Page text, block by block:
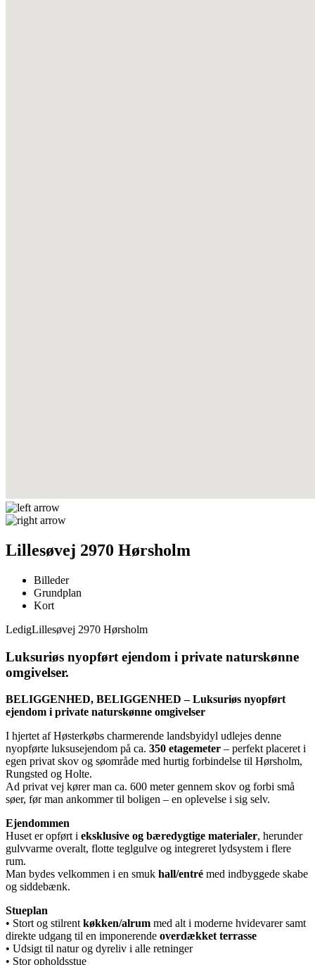
Lillesøvej 2970 Hørsholm
Billeder
Grundplan
Kort
LedigLillesøvej 2970 Hørsholm
Luksuriøs nyopført ejendom i private naturskønne
omgivelser.
BELIGGENHED, BELIGGENHED – Luksuriøs nyopført
ejendom i private naturskønne omgivelser
I hjertet af Høsterkøbs charmerende landsbyidyl udlejes denne
nyopførte luksusejendom på ca. 350 etagemeter – perfekt placeret i
egen privat skov og søområde med hurtig forbindelse til Hørsholm,
Rungsted og Holte.
Ad privat vej kører man ca. 600 meter gennem skov og forbi små
søer, før man ankommer til boligen – en oplevelse i sig selv.
Ejendommen
Huset er opført i eksklusive og bæredygtige materialer, herunder
gulvvarme overalt, flotte teglgulve og integreret lydsystem i flere
rum.
Man bydes velkommen i en smuk hall/entré med indbyggede skabe
og siddebænk.
Stueplan
• Stort og stilrent køkken/alrum med alt i moderne hvidevarer samt
direkte udgang til en imponerende overdækket terrasse
• Udsigt til natur og dyreliv i alle retninger
• Stor opholdsstue